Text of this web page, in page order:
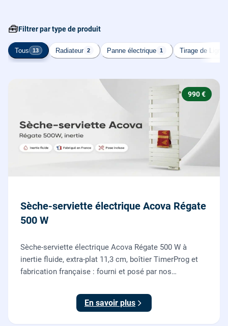
🧰Filtrer par type de produit
Tous 13 Radiateur 2 Panne électrique 1 Tirage de Ligne
990 €
Sèche-serviette électrique Acova Régate
500 W
Sèche-serviette électrique Acova Régate 500 W à
inertie fluide, extra-plat 11,3 cm, boîtier TimerProg et
fabrication française : fourni et posé par nos
En savoir plus